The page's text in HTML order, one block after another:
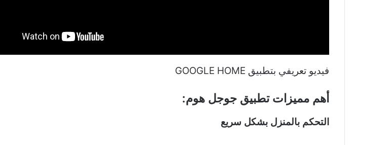
فيديو تعريفي بتطبيق GOOGLE HOME
أهم مميزات تطبيق جوجل هوم:
التحكم بالمنزل بشكل سريع